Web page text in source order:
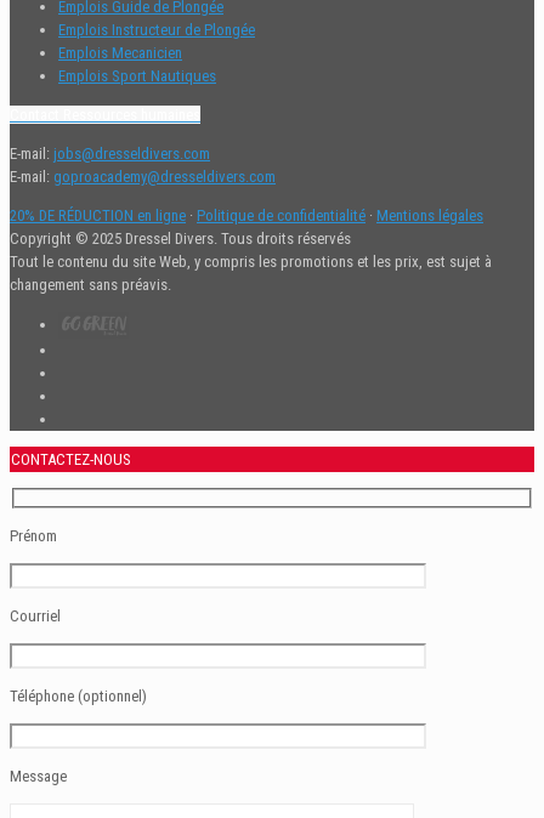
Emplois Guide de Plongée
Emplois Instructeur de Plongée
Emplois Mecanicien
Emplois Sport Nautiques
Contact Ressources humaines
E-mail: jobs@dresseldivers.com
E-mail: goproacademy@dresseldivers.com
20% DE RÉDUCTION en ligne · Politique de confidentialité · Mentions légales
Copyright © 2025 Dressel Divers. Tous droits réservés
Tout le contenu du site Web, y compris les promotions et les prix, est sujet à
changement sans préavis.
CONTACTEZ-NOUS
Prénom
Courriel
Téléphone (optionnel)
Message